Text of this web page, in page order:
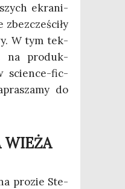
ekra­ni­
W tym tek­
na pro­duk­
scien­ce-fic­
do
WIEŻA
pro­zie Ste­